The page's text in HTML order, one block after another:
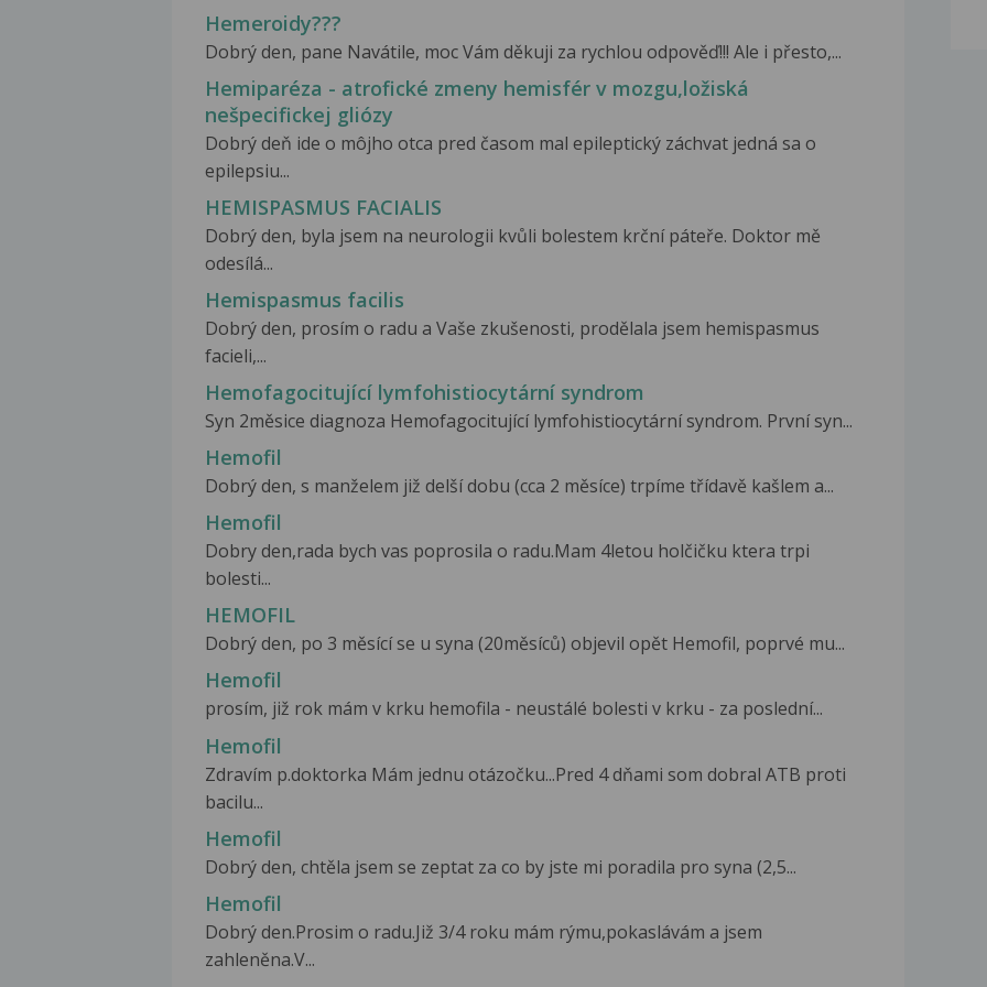
Hemeroidy???
Dobrý den, pane Navátile, moc Vám děkuji za rychlou odpověď!!! Ale i přesto,...
Hemiparéza - atrofické zmeny hemisfér v mozgu,ložiská
nešpecifickej gliózy
Dobrý deň ide o môjho otca pred časom mal epileptický záchvat jedná sa o
epilepsiu...
HEMISPASMUS FACIALIS
Dobrý den, byla jsem na neurologii kvůli bolestem krční páteře. Doktor mě
odesílá...
Hemispasmus facilis
Dobrý den, prosím o radu a Vaše zkušenosti, prodělala jsem hemispasmus
facieli,...
Hemofagocitující lymfohistiocytární syndrom
Syn 2měsice diagnoza Hemofagocitující lymfohistiocytární syndrom. První syn...
Hemofil
Dobrý den, s manželem již delší dobu (cca 2 měsíce) trpíme třídavě kašlem a...
Hemofil
Dobry den,rada bych vas poprosila o radu.Mam 4letou holčičku ktera trpi
bolesti...
HEMOFIL
Dobrý den, po 3 měsící se u syna (20měsíců) objevil opět Hemofil, poprvé mu...
Hemofil
prosím, již rok mám v krku hemofila - neustálé bolesti v krku - za poslední...
Hemofil
Zdravím p.doktorka Mám jednu otázočku...Pred 4 dňami som dobral ATB proti
bacilu...
Hemofil
Dobrý den, chtěla jsem se zeptat za co by jste mi poradila pro syna (2,5...
Hemofil
Dobrý den.Prosim o radu.Již 3/4 roku mám rýmu,pokaslávám a jsem
zahleněna.V...